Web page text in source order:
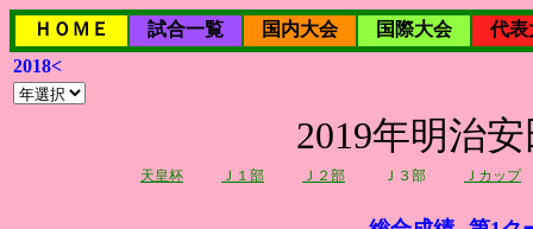
ＨＯＭＥ 試合一覧 国内大会 国際大会
代表
2018<
2019年明治
天皇杯 Ｊ１部 Ｊ２部 Ｊ３部 Ｊカップ